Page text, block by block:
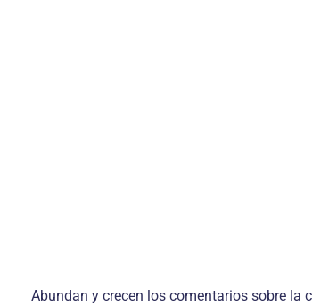
Abundan y crecen los comentarios sobre la